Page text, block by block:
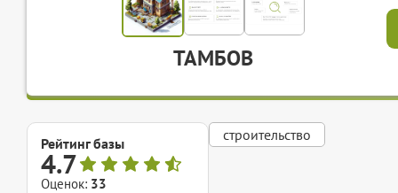
ТАМБОВ
Рейтинг базы
4.7
Оценок: 33
строительство